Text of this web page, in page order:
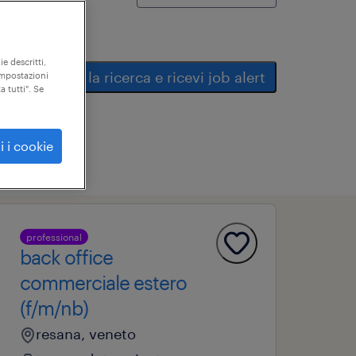
salva la ricerca e ricevi job alert
professional
back office
commerciale estero
(f/m/nb)
resana, veneto
descritti,
tutti". Se
i cookie